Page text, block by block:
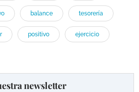
balance tesorería
positivo ejercicio
newsletter